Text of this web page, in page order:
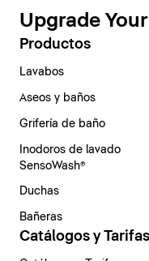
Upgrade
Productos
Lavabos
Aseos y baños
Grifería de baño
Inodoros de lavado
SensoWash®
Duchas
Bañeras
Catálogos y Tarifas